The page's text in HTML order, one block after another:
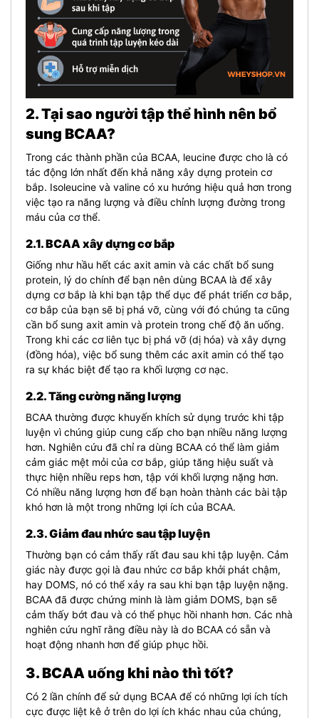
2. Tại sao người tập thể hình nên bổ
sung BCAA?
Trong các thành phần của BCAA, leucine được cho là có
tác động lớn nhất đến khả năng xây dựng protein cơ
bắp. Isoleucine và valine có xu hướng hiệu quả hơn trong
việc tạo ra năng lượng và điều chỉnh lượng đường trong
máu của cơ thể.
2.1. BCAA xây dựng cơ bắp
Giống như hầu hết các axit amin và các chất bổ sung
protein, lý do chính để bạn nên dùng BCAA là để xây
dựng cơ bắp là khi bạn tập thể dục để phát triển cơ bắp,
cơ bắp của bạn sẽ bị phá vỡ, cùng với đó chúng ta cũng
cần bổ sung axit amin và protein trong chế độ ăn uống.
Trong khi các cơ liên tục bị phá vỡ (dị hóa) và xây dựng
(đồng hóa), việc bổ sung thêm các axit amin có thể tạo
ra sự khác biệt để tạo ra khối lượng cơ nạc.
2.2. Tăng cường năng lượng
BCAA thường được khuyến khích sử dụng trước khi tập
luyện vì chúng giúp cung cấp cho bạn nhiều năng lượng
hơn. Nghiên cứu đã chỉ ra dùng BCAA có thể làm giảm
cảm giác mệt mỏi của cơ bắp, giúp tăng hiệu suất và
thực hiện nhiều reps hơn, tập với khối lượng nặng hơn.
Có nhiều năng lượng hơn để bạn hoàn thành các bài tập
khó hơn là một trong những lợi ích của BCAA.
2.3. Giảm đau nhức sau tập luyện
Thường bạn có cảm thấy rất đau sau khi tập luyện. Cảm
giác này được gọi là đau nhức cơ bắp khởi phát chậm,
hay DOMS, nó có thể xảy ra sau khi bạn tập luyện nặng.
BCAA đã được chứng minh là làm giảm DOMS, bạn sẽ
cảm thấy bớt đau và có thể phục hồi nhanh hơn. Các nhà
nghiên cứu nghĩ rằng điều này là do BCAA có sẵn và
hoạt động nhanh hơn để giúp phục hồi.
3. BCAA uống khi nào thì tốt?
Có 2 lần chính để sử dụng BCAA để có những lợi ích tích
cực được liệt kê ở trên do lợi ích khác nhau của chúng,